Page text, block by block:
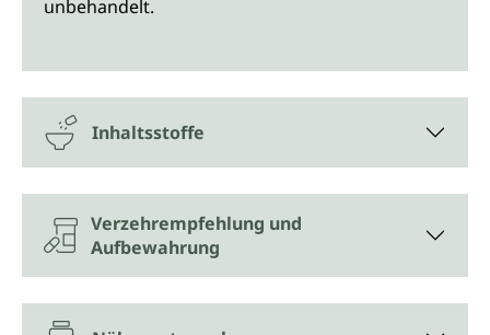
unbehandelt.
Inhaltsstoffe
Verzehrempfehlung und
Aufbewahrung